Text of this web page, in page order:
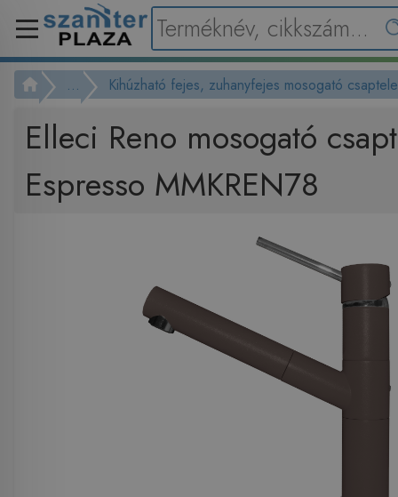
... Kihúzható fejes, zuhanyfejes mosogató
Elleci Reno mosogató
Espresso MMKREN78